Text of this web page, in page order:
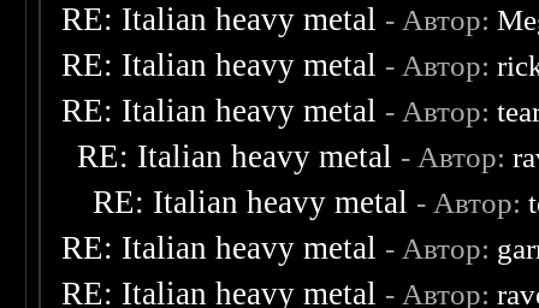
RE: Italian heavy metal - Автор:
RE: Italian heavy metal - Автор:
RE: Italian heavy metal - Автор:
RE: Italian heavy metal - Автор:
RE: Italian heavy metal - Автор:
RE: Italian heavy metal - Автор:
RE: Italian heavy metal - Автор: